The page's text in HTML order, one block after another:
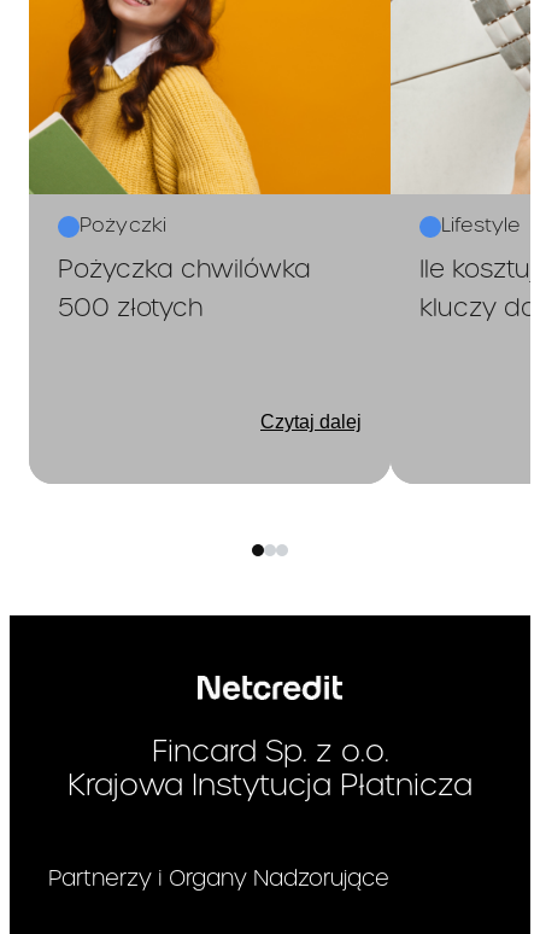
Pożyczki
Pożyczka chwilówka
500 złotych
Czytaj dalej
Lifestyle
Ile
kluczy
Fincard Sp. z o.o.
Krajowa Instytucja Płatnicza
Partnerzy i Organy Nadzorujące